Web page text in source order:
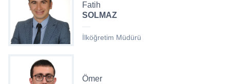
Fatih
SOLMAZ
İlköğretim Müdürü
Ömer